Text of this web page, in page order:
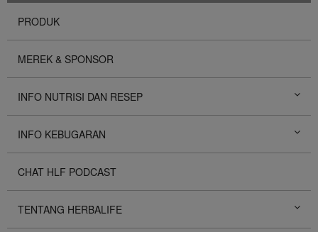
PRODUK
MEREK & SPONSOR
INFO NUTRISI DAN RESEP
INFO KEBUGARAN
CHAT HLF PODCAST
TENTANG HERBALIFE